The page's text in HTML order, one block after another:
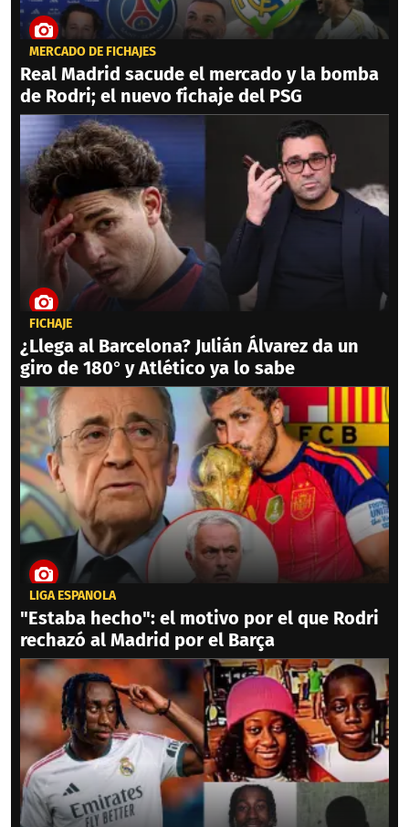
MERCADO DE FICHAJES
Real Madrid sacude el mercado y la bomba
de Rodri; el nuevo fichaje del PSG
FICHAJE
¿Llega al Barcelona? Julián Álvarez da un
giro de 180° y Atlético ya lo sabe
LIGA ESPAÑOLA
"Estaba hecho": el motivo por el que Rodri
rechazó al Madrid por el Barça